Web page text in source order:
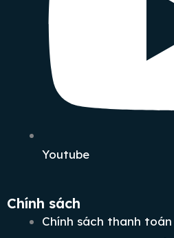
Youtube
Chính sách
Chính sách thanh toán